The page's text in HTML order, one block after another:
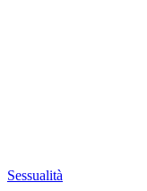
Sessualità